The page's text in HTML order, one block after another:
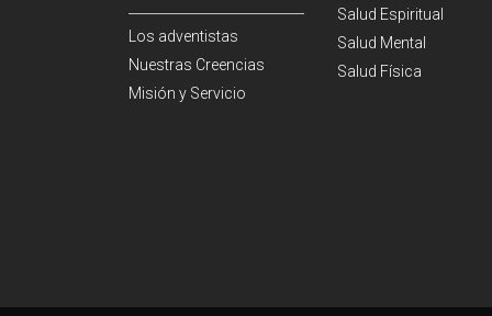
Los adventistas
Nuestras Creencias
Misión y Servicio
Salud Espiritual
Salud Mental
Salud Física